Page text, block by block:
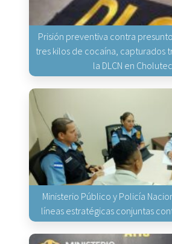
Prisión preventiva contra
tres kilos de cocaína, capturados
la DLCN en
Ministerio Público y Policía
líneas estratégicas conjuntas